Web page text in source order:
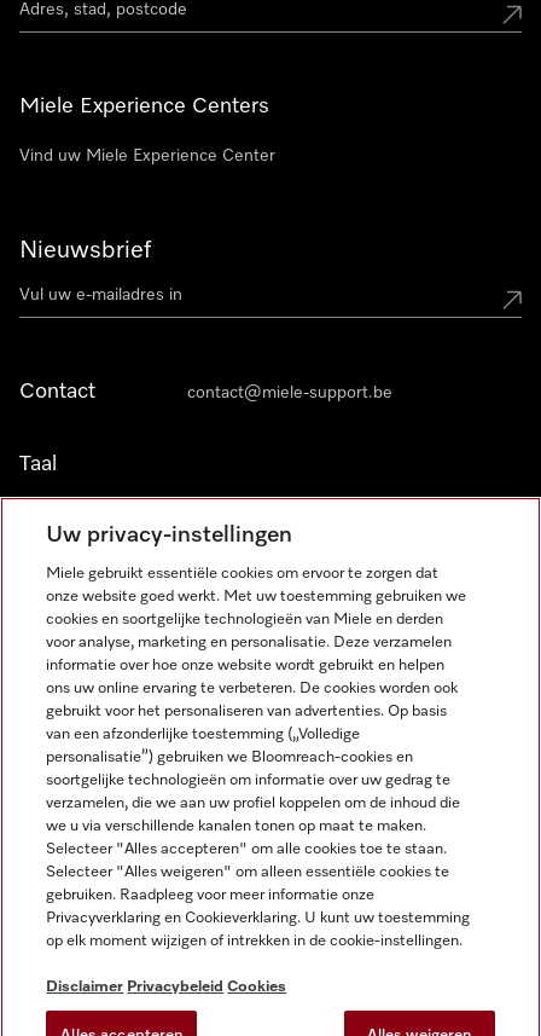
Miele Experience Centers
Vind uw Miele Experience Center
Nieuwsbrief
Contact contact@miele-support.be
Taal
NEDERLANDS
Wettelijke Informatie
Algemene voorwaarden
Privacybeleid
Gebruiksvoorwaarden
Toegankelijkheidsverklaring
Digital Services Act
Miele op Facebook
Miele op Youtube
Miele op Instagram
Miele op Pinterest
Uw privacy-instellingen
Miele gebruikt essentiële cookies om ervoor te zorgen dat
onze website goed werkt. Met uw toestemming gebruiken we
cookies en soortgelijke technologieën van Miele en derden
voor analyse, marketing en personalisatie. Deze verzamelen
informatie over hoe onze website wordt gebruikt en helpen
ons uw online ervaring te verbeteren. De cookies worden ook
gebruikt voor het personaliseren van advertenties. Op basis
van een afzonderlijke toestemming („Volledige
personalisatie”) gebruiken we Bloomreach-cookies en
soortgelijke technologieën om informatie over uw gedrag te
verzamelen, die we aan uw profiel koppelen om de inhoud die
we u via verschillende kanalen tonen op maat te maken.
Selecteer "Alles accepteren" om alle cookies toe te staan.
Selecteer "Alles weigeren" om alleen essentiële cookies te
gebruiken. Raadpleeg voor meer informatie onze
Privacyverklaring en Cookieverklaring. U kunt uw toestemming
op elk moment wijzigen of intrekken in de cookie-instellingen.
Disclaimer Privacybeleid Cookies